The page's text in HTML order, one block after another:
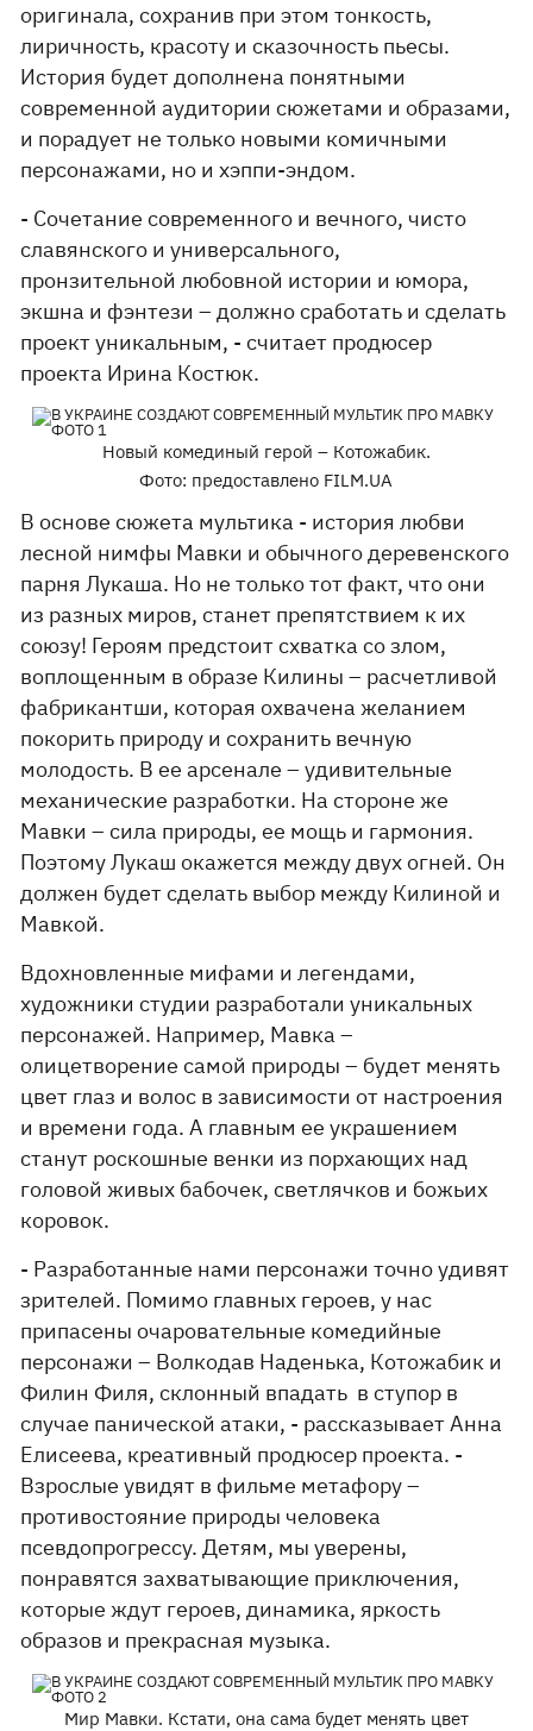
оригинала, сохранив при этом тонкость,
лиричность, красоту и сказочность пьесы.
История будет дополнена понятными
современной аудитории сюжетами и образами,
и порадует не только новыми комичными
персонажами, но и хэппи-эндом.
- Сочетание современного и вечного, чисто
славянского и универсального,
пронзительной любовной истории и юмора,
экшна и фэнтези – должно сработать и сделать
проект уникальным, - считает продюсер
проекта Ирина Костюк.
Новый комединый герой – Котожабик.
Фото: предоставлено FILM.UA
В основе сюжета мультика - история любви
лесной нимфы Мавки и обычного деревенского
парня Лукаша. Но не только тот факт, что они
из разных миров, станет препятствием к их
союзу! Героям предстоит схватка со злом,
воплощенным в образе Килины – расчетливой
фабрикантши, которая охвачена желанием
покорить природу и сохранить вечную
молодость. В ее арсенале – удивительные
механические разработки. На стороне же
Мавки – сила природы, ее мощь и гармония.
Поэтому Лукаш окажется между двух огней. Он
должен будет сделать выбор между Килиной и
Мавкой.
Вдохновленные мифами и легендами,
художники студии разработали уникальных
персонажей. Например, Мавка –
олицетворение самой природы – будет менять
цвет глаз и волос в зависимости от настроения
и времени года. А главным ее украшением
станут роскошные венки из порхающих над
головой живых бабочек, светлячков и божьих
коровок.
- Разработанные нами персонажи точно удивят
зрителей. Помимо главных героев, у нас
припасены очаровательные комедийные
персонажи – Волкодав Наденька, Котожабик и
Филин Филя, склонный впадать в ступор в
случае панической атаки, - рассказывает Анна
Елисеева, креативный продюсер проекта. -
Взрослые увидят в фильме метафору –
противостояние природы человека
псевдопрогрессу. Детям, мы уверены,
понравятся захватывающие приключения,
которые ждут героев, динамика, яркость
образов и прекрасная музыка.
Мир Мавки. Кстати, она сама будет менять цвет